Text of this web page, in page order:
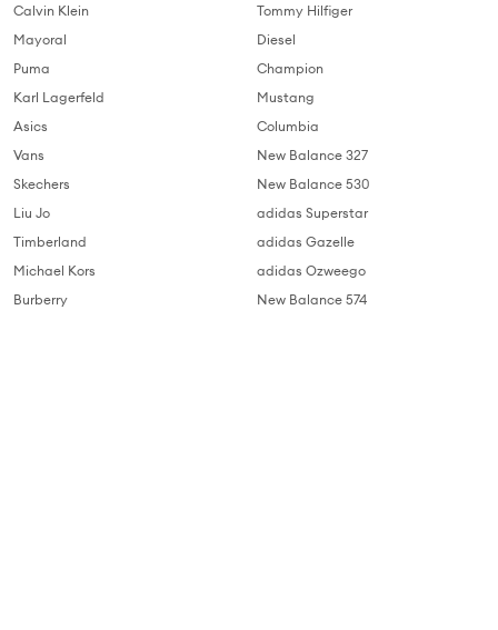
Calvin Klein
Mayoral
Puma
Karl Lagerfeld
Asics
Vans
Skechers
Liu Jo
Timberland
Michael Kors
Burberry
Tommy Hilfiger
Diesel
Champion
Mustang
Columbia
New Balance 327
New Balance 530
adidas Superstar
adidas Gazelle
adidas Ozweego
New Balance 574